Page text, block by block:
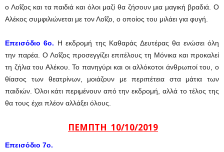
ο Λοΐζος και τα παιδιά και όλοι μαζί θα ζήσουν μια μαγική βραδιά. Ο
Αλέκος συμφιλιώνεται με τον Λοΐζο, ο οποίος του μιλάει για φυγή.
Επεισόδιο 6ο. Η εκδρομή της Καθαράς Δευτέρας θα ενώσει όλη
την παρέα. Ο Λοΐζος προσεγγίζει επιτέλους τη Μόνικα και προκαλεί
τη ζήλια του Αλέκου. Το πανηγύρι και οι αλλόκοτοι άνθρωποί του, ο
θίασος των θεατρίνων, μοιάζουν με περιπέτεια στα μάτια των
παιδιών. Όλοι κάτι περιμένουν από την εκδρομή, αλλά το τέλος της
θα τους έχει πλέον αλλάξει όλους.
ΠΕΜΠΤΗ 10/10/2019
Επεισόδιο 7ο.